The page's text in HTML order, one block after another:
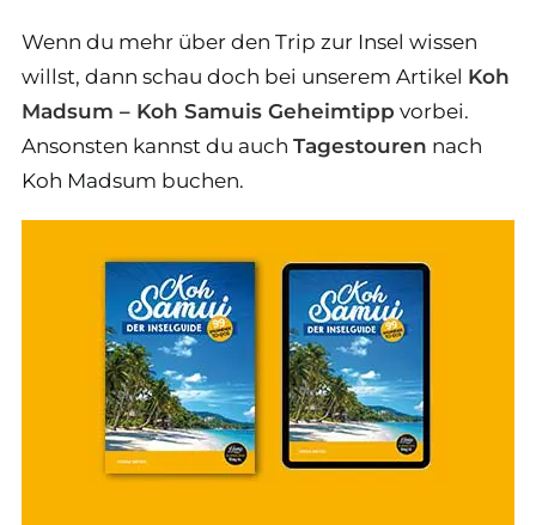
Wenn du mehr über den Trip zur Insel wissen
willst, dann schau doch bei unserem Artikel Koh
Madsum – Koh Samuis Geheimtipp vorbei.
Ansonsten kannst du auch Tagestouren nach
Koh Madsum buchen.